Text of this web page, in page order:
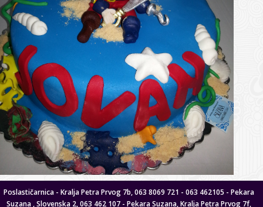
Poslastičarnica - Kralja Petra Prvog 7b, 063 8069 721 - 063 462105 - Pekara
Suzana , Slovenska 2, 063 462 107 - Pekara Suzana, Kralja Petra Prvog 7f,